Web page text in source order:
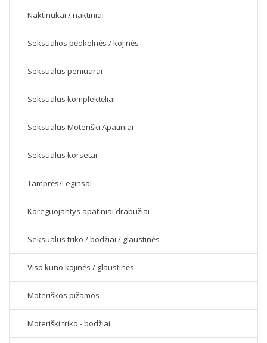
Naktinukai / naktiniai
Seksualios pėdkelnės / kojinės
Seksualūs peniuarai
Seksualūs komplektėliai
Seksualūs Moteriški Apatiniai
Seksualūs korsetai
Tamprės/Leginsai
Koreguojantys apatiniai drabužiai
Seksualūs triko / bodžiai / glaustinės
Viso kūno kojinės / glaustinės
Moteriškos pižamos
Moteriški triko - bodžiai